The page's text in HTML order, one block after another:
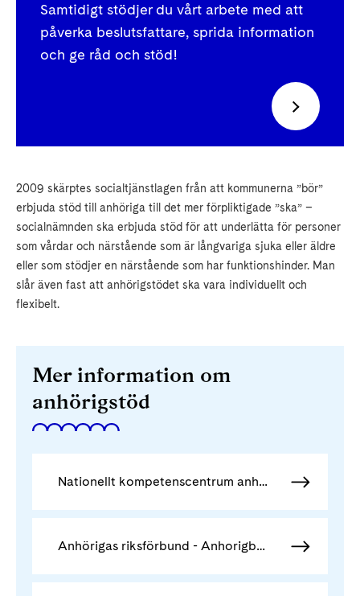
Samtidigt stödjer du vårt arbete med att
påverka beslutsfattare, sprida information
och ge råd och stöd!
2009 skärptes socialtjänstlagen från att kommunerna ”bör”
erbjuda stöd till anhöriga till det mer förpliktigade ”ska” –
socialnämnden ska erbjuda stöd för att underlätta för personer
som vårdar och närstående som är långvariga sjuka eller äldre
eller som stödjer en närstående som har funktionshinder. Man
slår även fast att anhörigstödet ska vara individuellt och
flexibelt.
Mer information om
anhörigstöd
Nationellt kompetenscentrum anhöriga - Anhorig.se
Anhörigas riksförbund - Anhorigboken.se